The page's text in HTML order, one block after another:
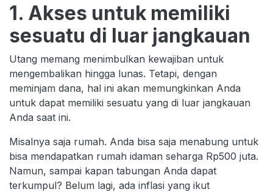
1. Akses untuk memiliki
sesuatu di luar jangkauan
Utang memang menimbulkan kewajiban untuk
mengembalikan hingga lunas. Tetapi, dengan
meminjam dana, hal ini akan memungkinkan Anda
untuk dapat memiliki sesuatu yang di luar jangkauan
Anda saat ini.
Misalnya saja rumah. Anda bisa saja menabung untuk
bisa mendapatkan rumah idaman seharga Rp500 juta.
Namun, sampai kapan tabungan Anda dapat
terkumpul? Belum lagi, ada inflasi yang ikut